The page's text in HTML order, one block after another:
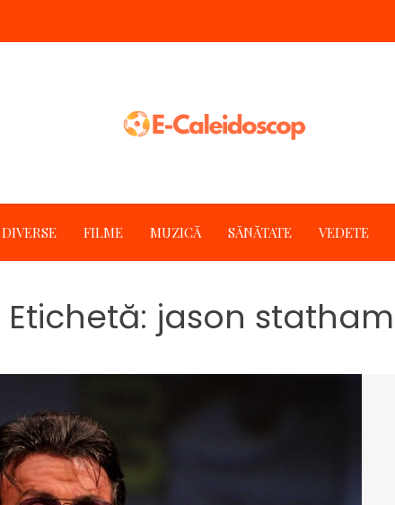
DIVERSE FILME MUZICĂ SĂNĂTATE VEDETE
Etichetă: jason statham